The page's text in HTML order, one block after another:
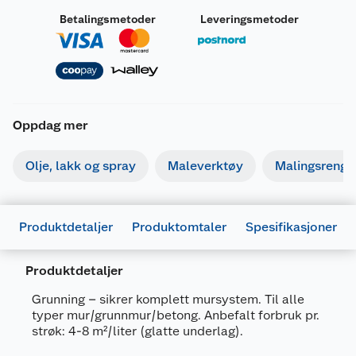
Betalingsmetoder Leveringsmetoder
Oppdag mer
Olje, lakk og spray Maleverktøy
Produktdetaljer Produktomtaler Spesifikasjoner
Produktdetaljer
Grunning – sikrer komplett mursystem. Til alle
typer mur/grunnmur/betong. Anbefalt forbruk pr.
strøk: 4-8 m²/liter (glatte underlag).
Generelt
Artikkelnummer
7029350154761